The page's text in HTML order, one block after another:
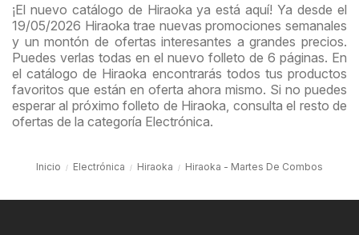
¡El nuevo catálogo de Hiraoka ya está aquí! Ya desde el
19/05/2026 Hiraoka trae nuevas promociones semanales
y un montón de ofertas interesantes a grandes precios.
Puedes verlas todas en el nuevo folleto de 6 páginas. En
el catálogo de Hiraoka encontrarás todos tus productos
favoritos que están en oferta ahora mismo. Si no puedes
esperar al próximo folleto de Hiraoka, consulta el resto de
ofertas de la categoría Electrónica.
Inicio Electrónica Hiraoka Hiraoka - Martes De Combos